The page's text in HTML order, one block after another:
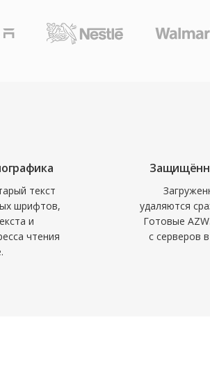
текст
шрифтов,
и
чтения
удаляются
Готовые
с серверов